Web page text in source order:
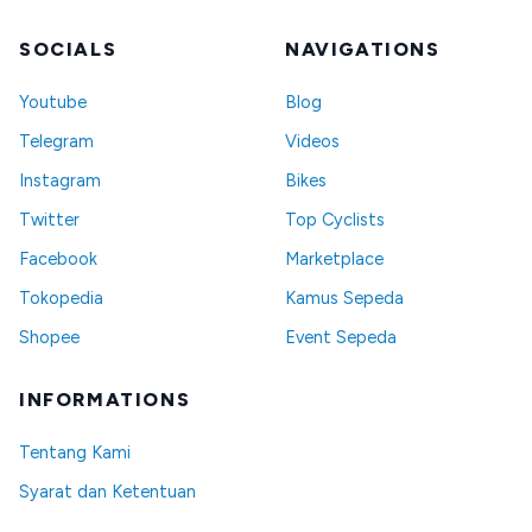
SOCIALS
Youtube
Telegram
Instagram
Twitter
Facebook
Tokopedia
Shopee
NAVIGATIONS
Blog
Videos
Bikes
Top Cyclists
Marketplace
Kamus Sepeda
Event Sepeda
INFORMATIONS
Tentang Kami
Syarat dan Ketentuan